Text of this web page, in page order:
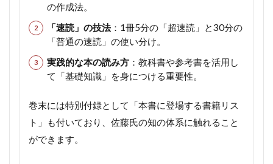
の作成法。
「速読」の技法：1冊5分の「超速読」と30分の
「普通の速読」の使い分け。
実践的な本の読み方：教科書や参考書を活用し
て「基礎知識」を身につける重要性。
巻末には特別付録として「本書に登場する書籍リス
ト」も付いており、佐藤氏の知の体系に触れること
ができます。